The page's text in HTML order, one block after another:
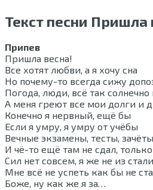
Текст песни
Припев
Пришла весна!
Все хотят любви, а я хочу сна
Но почему-то всегда сижу
Погода, люди, всё так солнечно
А меня греют все мои долги и
Конечно я нервный, ещё бы
Если я умру, я умру от учёбы
Вечные экзамены, тесты,
И чё-то ещё там не сдал,
Сил нет совсем, я же не из стали
Мне всё не успеть как бы не
Боже, ну как же я за…